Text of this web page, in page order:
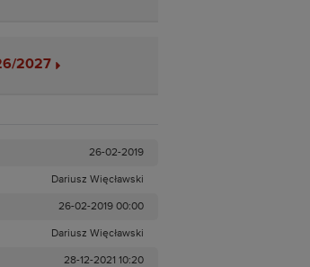
2027
26-02-2019
Dariusz Więcławski
26-02-2019 00:00
Dariusz Więcławski
28-12-2021 10:20